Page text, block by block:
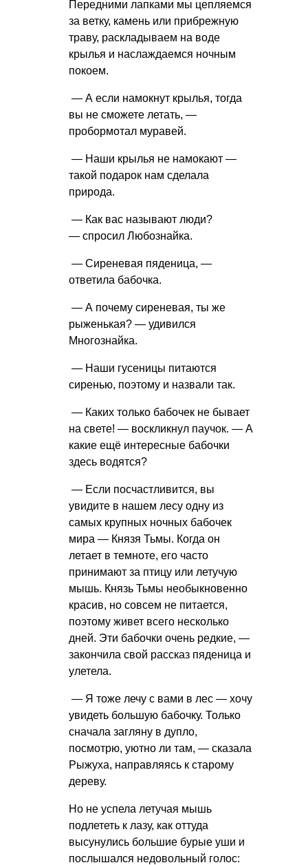
Передними лапками мы цепляемся
за ветку, камень или прибрежную
траву, раскладываем на воде
крылья и наслаждаемся ночным
покоем.
— А если намокнут крылья, тогда
вы не сможете летать, —
пробормотал муравей.
— Наши крылья не намокают —
такой подарок нам сделала
природа.
— Как вас называют люди?
— спросил Любознайка.
— Сиреневая пяденица, —
ответила бабочка.
— А почему сиреневая, ты же
рыженькая? — удивился
Многознайка.
— Наши гусеницы питаются
сиренью, поэтому и назвали так.
— Каких только бабочек не бывает
на свете! — воскликнул паучок. — А
какие ещё интересные бабочки
здесь водятся?
— Если посчастливится, вы
увидите в нашем лесу одну из
самых крупных ночных бабочек
мира — Князя Тьмы. Когда он
летает в темноте, его часто
принимают за птицу или летучую
мышь. Князь Тьмы необыкновенно
красив, но совсем не питается,
поэтому живет всего несколько
дней. Эти бабочки очень редкие, —
закончила свой рассказ пяденица и
улетела.
— Я тоже лечу с вами в лес — хочу
увидеть большую бабочку. Только
сначала загляну в дупло,
посмотрю, уютно ли там, — сказала
Рыжуха, направляясь к старому
дереву.
Но не успела летучая мышь
подлететь к лазу, как оттуда
высунулись большие бурые уши и
послышался недовольный голос: